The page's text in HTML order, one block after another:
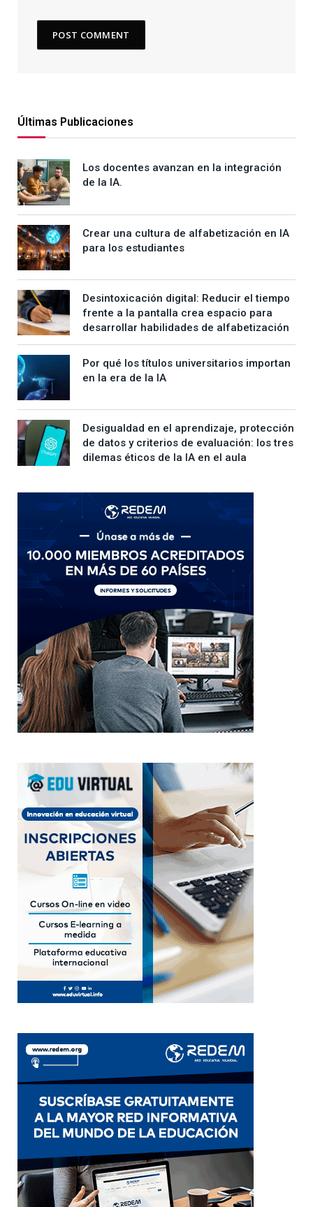
Últimas Publicaciones
Los docentes avanzan en la integración
de la IA.
Crear una cultura de alfabetización en IA
para los estudiantes
Desintoxicación digital: Reducir el tiempo
frente a la pantalla crea espacio para
desarrollar habilidades de alfabetización
Por qué los títulos universitarios importan
en la era de la IA
Desigualdad en el aprendizaje, protección
de datos y criterios de evaluación: los tres
dilemas éticos de la IA en el aula